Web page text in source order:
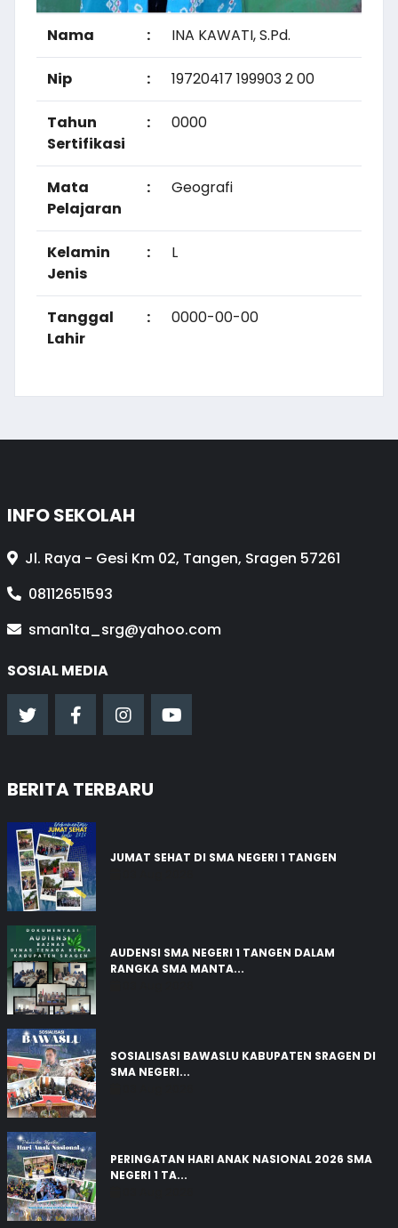
Nama : INA KAWATI, S.Pd.
Nip : 19720417 199903 2 00
Tahun
Sertifikasi
: 0000
Mata
Pelajaran
: Geografi
Kelamin
Jenis
: L
Tanggal
Lahir
: 0000-00-00
INFO SEKOLAH
Jl. Raya - Gesi Km 02, Tangen, Sragen 57261
08112651593
sman1ta_srg@yahoo.com
SOSIAL MEDIA
BERITA TERBARU
JUMAT SEHAT DI SMA NEGERI 1 TANGEN
AUDENSI SMA NEGERI 1 TANGEN DALAM
RANGKA SMA MANTA...
SOSIALISASI BAWASLU KABUPATEN SRAGEN DI
SMA NEGERI...
PERINGATAN HARI ANAK NASIONAL 2026 SMA
NEGERI 1 TA...